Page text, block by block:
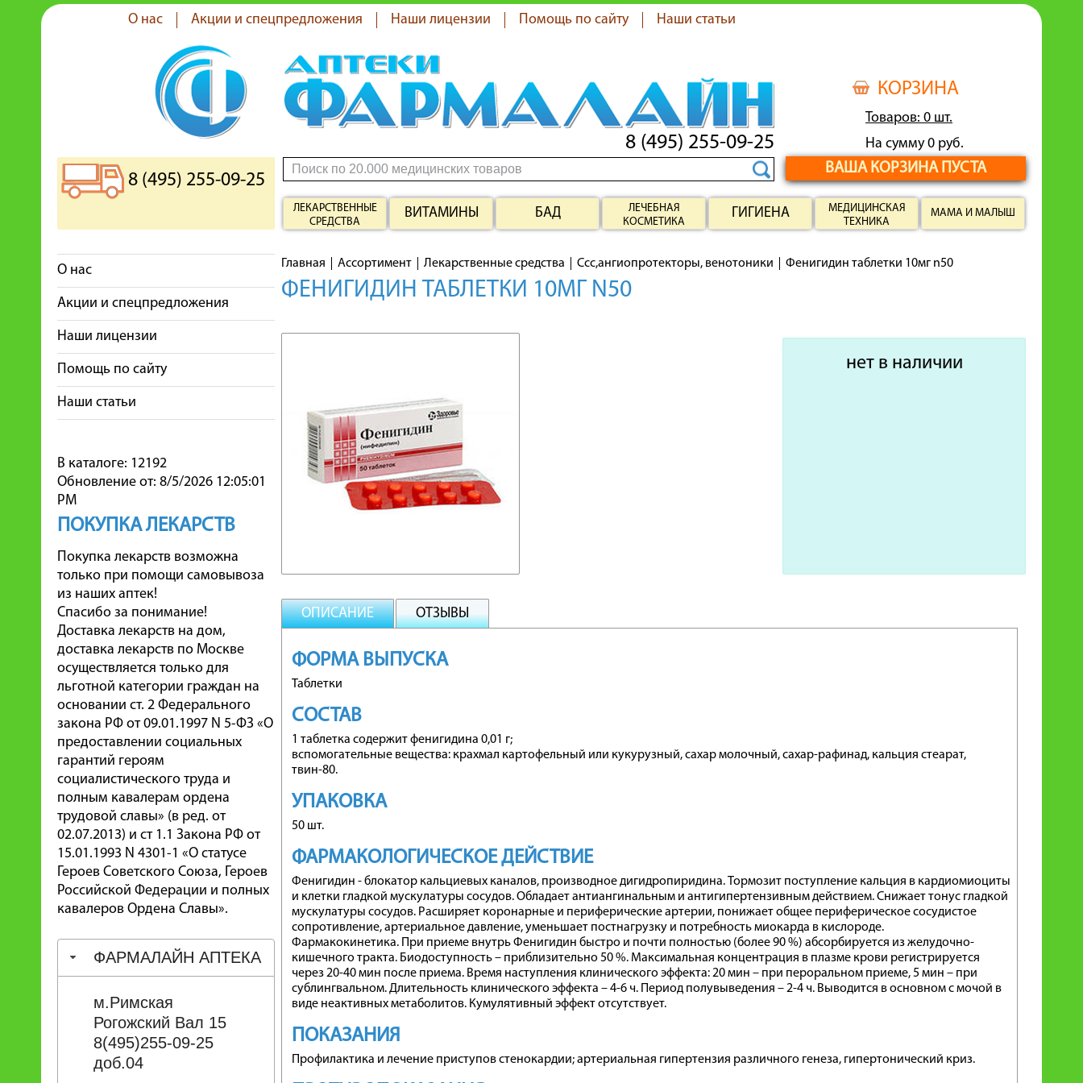
О нас Акции и спецпредложения Наши лицензии Помощь по сайту Наши статьи
КОРЗИНА
Товаров: 0 шт.
На сумму 0 руб.
ВАША КОРЗИНА ПУСТА
8 (495) 255-09-25
8 (495) 255-09-25
ЛЕКАРСТВЕННЫЕ
СРЕДСТВА
ВИТАМИНЫ БАД
ЛЕЧЕБНАЯ
КОСМЕТИКА
ГИГИЕНА
МЕДИЦИНСКАЯ
ТЕХНИКА
МАМА И МАЛЫШ
О нас
Акции и спецпредложения
Наши лицензии
Помощь по сайту
Наши статьи
В каталоге: 12192
Обновление от: 8/5/2026 12:05:01
PM
ПОКУПКА ЛЕКАРСТВ
Покупка лекарств возможна
только при помощи самовывоза
из наших аптек!
Спасибо за понимание!
Доставка лекарств на дом,
доставка лекарств по Москве
осуществляется только для
льготной категории граждан на
основании ст. 2 Федерального
закона РФ от 09.01.1997 N 5-ФЗ «О
предоставлении социальных
гарантий героям
социалистического труда и
полным кавалерам ордена
трудовой славы» (в ред. от
02.07.2013) и ст 1.1 Закона РФ от
15.01.1993 N 4301-1 «О статусе
Героев Советского Союза, Героев
Российской Федерации и полных
кавалеров Ордена Славы».
ФАРМАЛАЙН АПТЕКА
м.Римская
Рогожский Вал 15
8(495)255-09-25
доб.04
Главная Ассортимент Лекарственные средства Ссс,ангиопротекторы, венотоники Фенигидин таблетки 10мг n50
ФЕНИГИДИН ТАБЛЕТКИ 10МГ N50
нет в наличии
ОПИСАНИЕ ОТЗЫВЫ
ФОРМА ВЫПУСКА
Таблетки
СОСТАВ
1 таблетка содержит фенигидина 0,01 г;
вспомогательные вещества: крахмал картофельный или кукурузный, сахар молочный, сахар-рафинад, кальция стеарат,
твин-80.
УПАКОВКА
50 шт.
ФАРМАКОЛОГИЧЕСКОЕ ДЕЙСТВИЕ
Фенигидин - блокатор кальциевых каналов, производное дигидропиридина. Тормозит поступление кальция в кардиомиоциты
и клетки гладкой мускулатуры сосудов. Обладает антиангинальным и антигипертензивным действием. Снижает тонус гладкой
мускулатуры сосудов. Расширяет коронарные и периферические артерии, понижает общее периферическое сосудистое
сопротивление, артериальное давление, уменьшает постнагрузку и потребность миокарда в кислороде.
Фармакокинетика. При приеме внутрь Фенигидин быстро и почти полностью (более 90 %) абсорбируется из желудочно-
кишечного тракта. Биодоступность – приблизительно 50 %. Максимальная концентрация в плазме крови регистрируется
через 20-40 мин после приема. Время наступления клинического эффекта: 20 мин – при пероральном приеме, 5 мин – при
сублингвальном. Длительность клинического эффекта – 4-6 ч. Период полувыведения – 2-4 ч. Выводится в основном с мочой в
виде неактивных метаболитов. Кумулятивный эффект отсутствует.
ПОКАЗАНИЯ
Профилактика и лечение приступов стенокардии; артериальная гипертензия различного генеза, гипертонический криз.